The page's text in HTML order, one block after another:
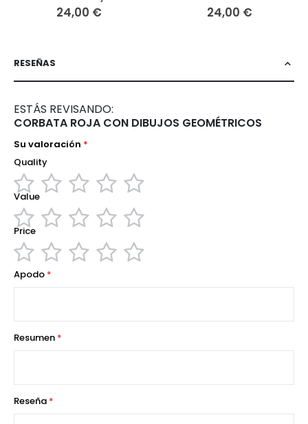
24,00 € 24,00 €
RESEÑAS
ESTÁS REVISANDO:
CORBATA ROJA CON DIBUJOS GEOMÉTRICOS
Su valoración
Quality
1
star
2
stars
3
stars
4
stars
5
stars
Value
1
star
2
stars
3
stars
4
stars
5
stars
Price
12
3
4
5
Apodo
Resumen
Reseña